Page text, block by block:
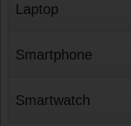
Laptop
Smartphone
Smartwatch